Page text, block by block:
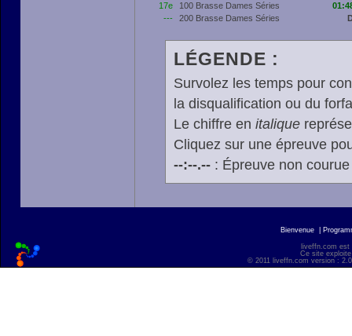
17e
100 Brasse Dames Séries
---
200 Brasse Dames Séries
LÉGENDE :
Survolez les temps pour
la disqualification ou du
Le chiffre en italique
Cliquez sur une épreuve
--:--.--: Épreuve non
Bienvenue
liveffn.com est
Ce site
© 2011 liveffn.com version :